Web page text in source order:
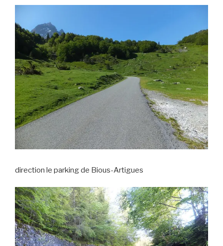
direction le parking de Bious-Artigues